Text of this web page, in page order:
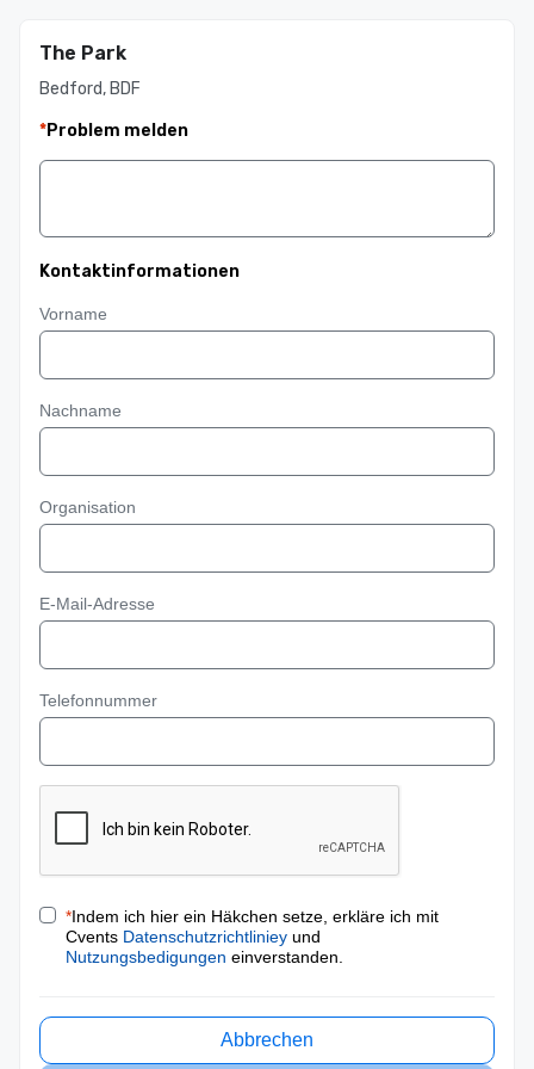
The Park
Bedford, BDF
*Problem melden
Kontaktinformationen
Vorname
Nachname
Organisation
E-Mail-Adresse
Telefonnummer
*Indem ich hier ein Häkchen setze, erkläre ich mit
Cvents Datenschutzrichtliniey und
Nutzungsbedigungen einverstanden.
Abbrechen